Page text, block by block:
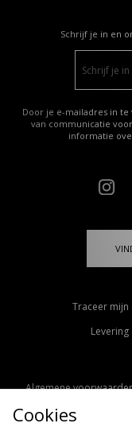
Schrijf je in en
Door je e-mailadres in
van communicatie
informatie
Traceer
Algemene
Cookie
Cookies